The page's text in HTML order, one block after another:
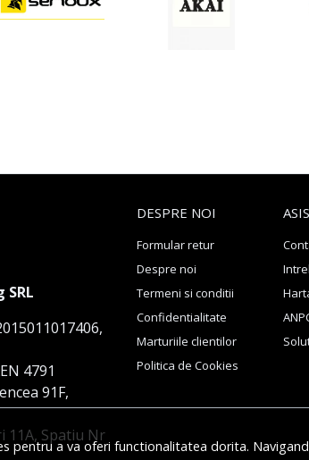
pentru a va oferi functionalitatea dorita.
4791
91F,
11A, Spatiu Nr
DESPRE NOI
Formular retur
Despre noi
Termeni si conditii
Confidentialitate
Marturiile clientilor
Politica de Cookies